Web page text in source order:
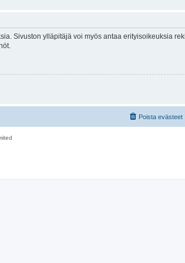
Sivuston ylläpitäjä voi myös antaa erityisoikeuksia
Poista evästeet